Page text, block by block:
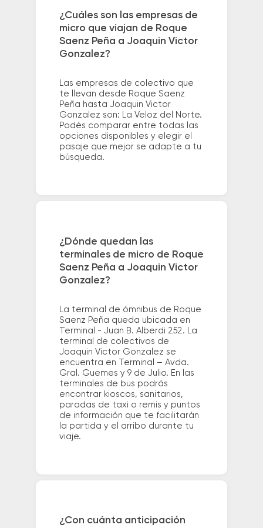
¿Cuáles son las empresas de
micro que viajan de Roque
Saenz Peña a Joaquin Victor
Gonzalez?
Las empresas de colectivo que
te llevan desde Roque Saenz
Peña hasta Joaquin Victor
Gonzalez son: La Veloz del Norte.
Podés comparar entre todas las
opciones disponibles y elegir el
pasaje que mejor se adapte a tu
búsqueda.
¿Dónde quedan las
terminales de micro de Roque
Saenz Peña a Joaquin Victor
Gonzalez?
La terminal de ómnibus de Roque
Saenz Peña queda ubicada en
Terminal - Juan B. Alberdi 252. La
terminal de colectivos de
Joaquin Victor Gonzalez se
encuentra en Terminal – Avda.
Gral. Guemes y 9 de Julio. En las
terminales de bus podrás
encontrar kioscos, sanitarios,
paradas de taxi o remis y puntos
de información que te facilitarán
la partida y el arribo durante tu
viaje.
¿Con cuánta anticipación